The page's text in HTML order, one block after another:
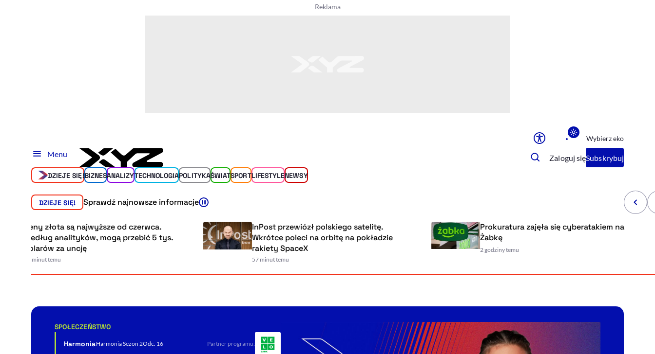
Wybierz eko
Menu Zaloguj sięSubskrybuj
DZIEJE SIĘ!BIZNESANALIZYTECHNOLOGIAPOLITYKAŚWIATSPORTLIFESTYLENEWSY
DZIEJE SIĘ! Sprawdź najnowsze informacje
złota są najwyższe od czerwca.
analityków, mogą przebić 5 tys.
za uncję
InPost przewiózł polskiego satelitę.
Wkrótce poleci na orbitę na pokładzie
rakiety SpaceX
57 minut temu
Prokuratura zajęła się cyberatakiem na
Żabkę
2 godziny temu
Kategoria artykułu:
SPOŁECZEŃSTWO
HarmoniaHarmonia Sezon 2Odc. 16 Partner programu: